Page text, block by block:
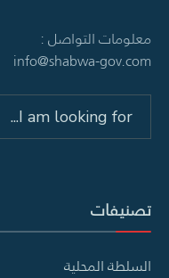
معلومات التواصل :
info@shabwa-gov.com
تصنيفات
السلطة المحلية